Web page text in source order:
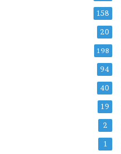
158
20
198
94
40
19
2
1